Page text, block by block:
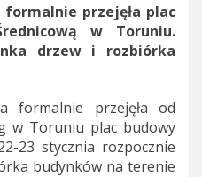
formalnie przejęła plac
w Toruniu.
drzew i rozbiórka
formalnie przejęła od
w Toruniu plac budowy
23 stycznia rozpocznie
budynków na terenie